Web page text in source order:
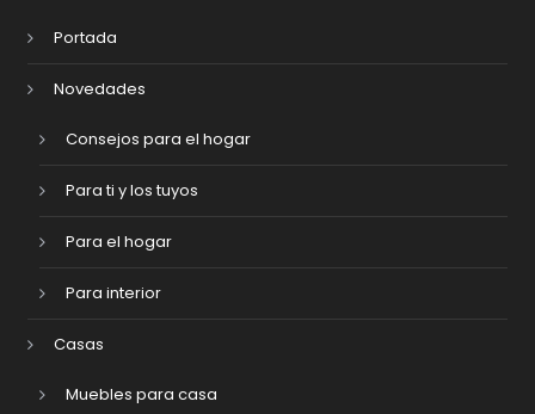
Portada
Novedades
Consejos para el hogar
Para ti y los tuyos
Para el hogar
Para interior
Casas
Muebles para casa